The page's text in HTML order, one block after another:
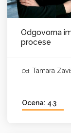
Odgovorna
procese
Od: Tamara
Ocena: 4.3